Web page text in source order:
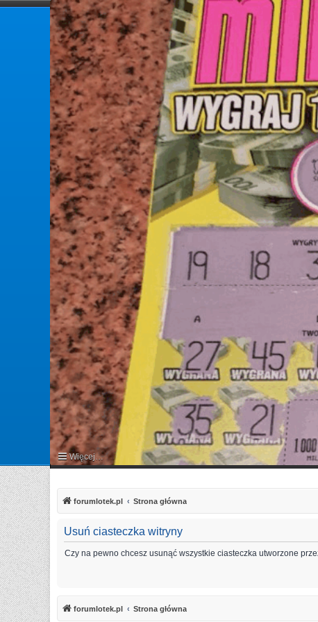
forumlotek.pl
Forum gier liczbowych
Więcej…
forumlotek.pl Strona główna
Usuń ciasteczka witryny
Czy na pewno chcesz usunąć wszystkie ciasteczka utworzone
forumlotek.pl Strona główna